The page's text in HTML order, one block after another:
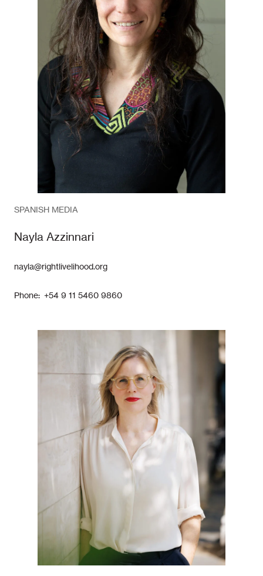
SPANISH MEDIA
Nayla Azzinnari
nayla@rightlivelihood.org
Phone: +54 9 11 5460 9860